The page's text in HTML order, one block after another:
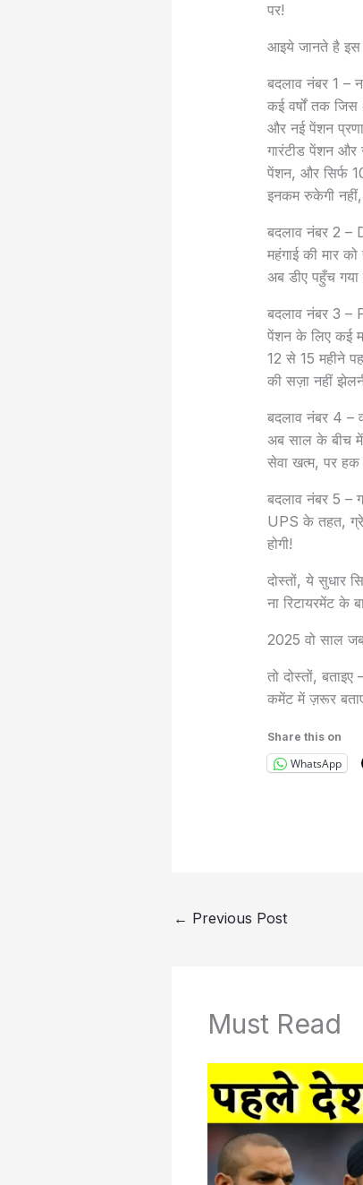
पर!
आइये जानते है इस
बदलाव नंबर 1 –
कई वर्षों तक जिस
और नई पेंशन
गारंटीड पेंशन और
पेंशन, और सिर्फ
इनकम रुकेगी
बदलाव नंबर 2 –
महंगाई की मार
अब डीए पहुँच
बदलाव नंबर 3 –
पेंशन के लिए कई
12 से 15 महीने
की सज़ा नहीं
बदलाव नंबर 4 –
अब साल के बीच में
सेवा खत्म, पर हक
बदलाव नंबर 5 –
UPS के तहत,
होगी!
दोस्तों, ये सुधार
ना रिटायरमेंट के
2025 वो साल
तो दोस्तों,
कमेंट में ज़रूर
Share this on
WhatsApp
← Previous Post
Must Read